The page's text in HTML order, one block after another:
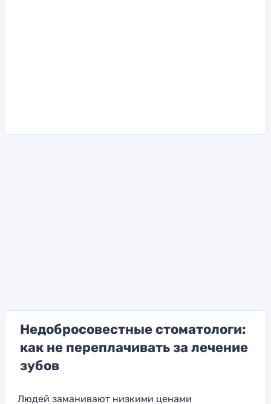
Недобросовестные стоматологи:
как не переплачивать за лечение
зубов
Людей заманивают низкими ценами